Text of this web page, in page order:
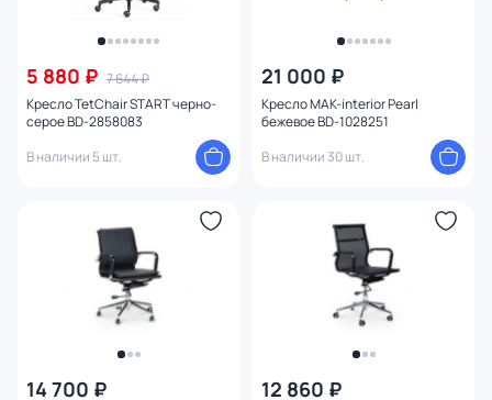
5 880 ₽ 7 644 ₽
Кресло TetChair START черно-
серое BD-2858083
В наличии 5 шт.
21 000 ₽
Кресло MAK-interior Pearl
бежевое BD-1028251
В наличии 30 шт.
14 700 ₽ 12 860 ₽